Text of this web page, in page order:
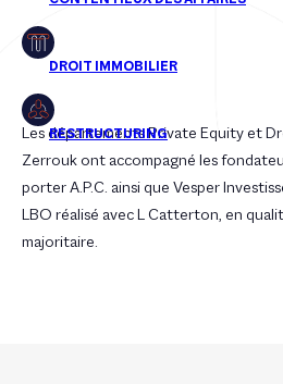
Les départements Private Equity et
Zerrouk ont accompagné les
porter A.P.C. ainsi que Vesper
LBO réalisé avec L Catterton, en
majoritaire.